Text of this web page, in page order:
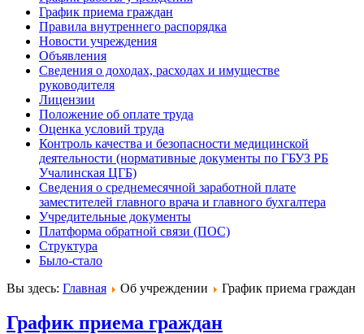
График приема граждан
Правила внутреннего распорядка
Новости учреждения
Объявления
Сведения о доходах, расходах и имуществе
руководителя
Лицензии
Положение об оплате труда
Оценка условий труда
Контроль качества и безопасности медицинской
деятельности (нормативные документы по ГБУЗ РБ
Учалинская ЦГБ)
Сведения о среднемесячной заработной плате
заместителей главного врача и главного бухгалтера
Учредительные документы
Платформа обратной связи (ПОС)
Структура
Было-стало
Вы здесь: Главная Об учреждении График приема граждан
График приема граждан